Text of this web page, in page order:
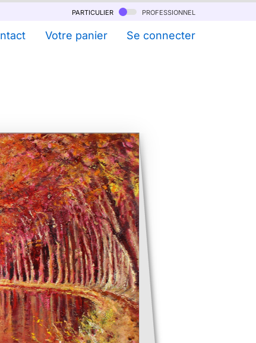
particulier professionnel
Votre panier Se connecter